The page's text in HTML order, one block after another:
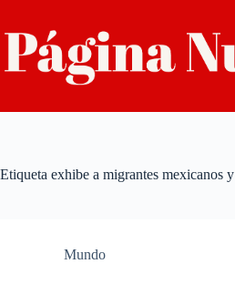
contenido
Etiqueta exhibe a migrantes mexicanos
Mundo